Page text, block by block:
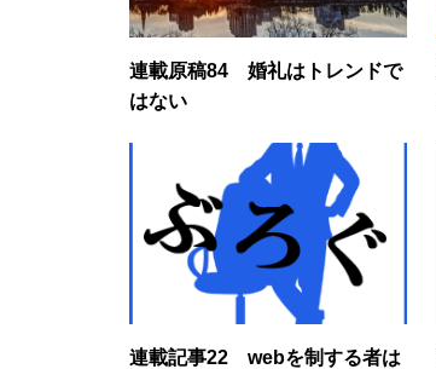
連載原稿84 婚礼はトレンドで
はない
連載記事22 webを制する者は